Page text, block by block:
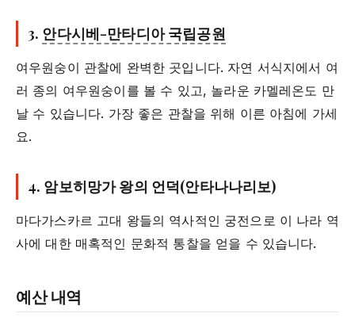
3. 안다시베-만타디아 국립공원
여우원숭이 관찰에 완벽한 곳입니다. 자연 서식지에서 여
러 종의 여우원숭이를 볼 수 있고, 놀라운 카멜레온도 만
날 수 있습니다. 가장 좋은 관찰을 위해 이른 아침에 가세
요.
4. 암보히망가 왕의 언덕(안타나나리보)
마다가스카르 고대 왕들의 역사적인 궁전으로 이 나라 역
사에 대한 매혹적인 문화적 통찰을 얻을 수 있습니다.
예산 내역